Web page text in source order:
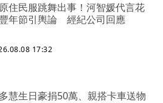
住民服跳舞出事！河智媛代言花
年節引輿論 經紀公司回應
17:32
慧生日豪捐50萬、親搭卡車送物